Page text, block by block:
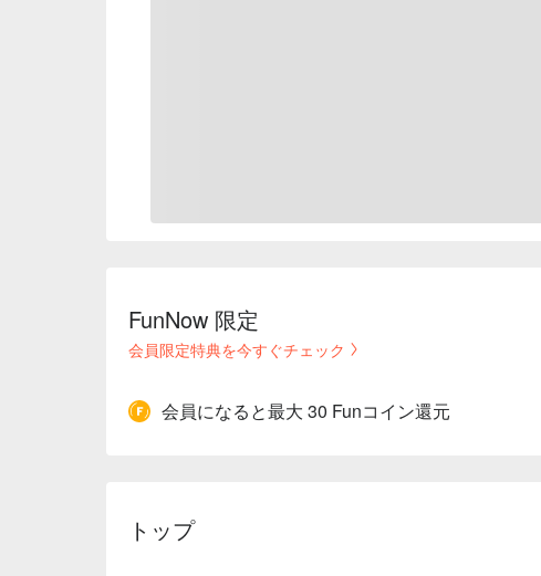
FunNow 限定
会員限定特典を今すぐチェック
会員になると最大 30 Funコイン還元
トップ